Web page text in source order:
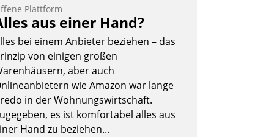
Plattform
aus einer Hand?
bei einem Anbieter beziehen – das
von einigen großen
aber auch
wie Amazon war lange
in der Wohnungswirtschaft.
es ist komfortabel alles aus
Hand zu beziehen...